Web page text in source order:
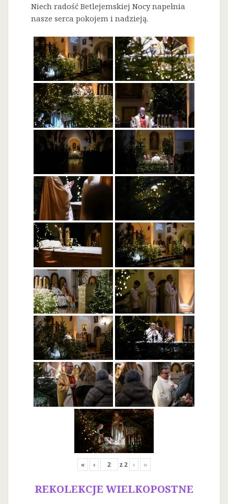
Niech radość Betlejemskiej Nocy napełnia
nasze serca pokojem i nadzieją.
« ‹ z2 › »
REKOLEKCJE WIELKOPOSTNE